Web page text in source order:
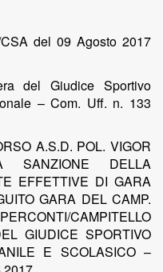
del 09 Agosto 2017
del Giudice Sportivo
– Com. Uff. n. 133
A.S.D. POL. VIGOR
SANZIONE DELLA
EFFETTIVE DI GARA
GARA DEL CAMP.
CAMPITELLO
GIUDICE SPORTIVO
E SCOLASICO –